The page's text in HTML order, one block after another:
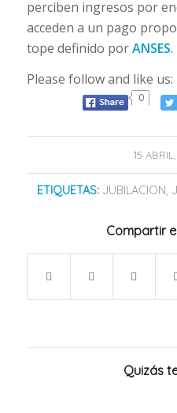
perciben ingresos por
acceden a un pago
tope definido porANSES.
Please follow and like us:
0
15 /
ETIQUETAS: JUBILACION,
Compartir
Quizás